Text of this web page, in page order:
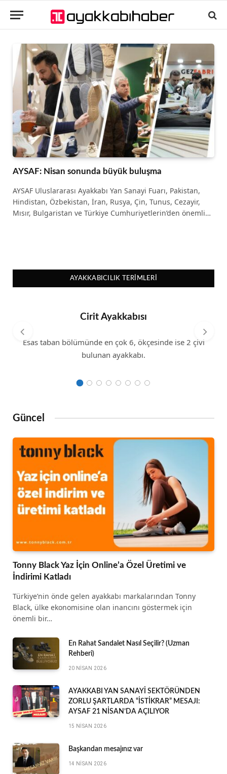
AYSAF: Nisan sonunda büyük buluşma
AYSAF Uluslararası Ayakkabı Yan Sanayi Fuarı, Pakistan,
Hindistan, Özbekistan, İran, Rusya, Çin, Tunus, Cezayir,
Mısır, Bulgaristan ve Türkiye Cumhuriyetlerin’den önemli…
AYAKKABICILIK TERIMLERI
Cirit Ayakkabısı
Esas taban bölümünde en çok 6, ökçesinde ise 2 çivi
bulunan ayakkabı.
Güncel
Tonny Black Yaz İçin Online’a Özel Üretimi ve
İndirimi Katladı
Türkiye’nin önde gelen ayakkabı markalarından Tonny
Black, ülke ekonomisine olan inancını göstermek için
önemli bir…
En Rahat Sandalet Nasıl Seçilir? (Uzman
Rehberi)
20 NISAN 2026
AYAKKABI YAN SANAYİ SEKTÖRÜNDEN
ZORLU ŞARTLARDA “İSTİKRAR” MESAJI:
AYSAF 21 NİSAN’DA AÇILIYOR
15 NISAN 2026
Başkandan mesajınız var
14 NISAN 2026